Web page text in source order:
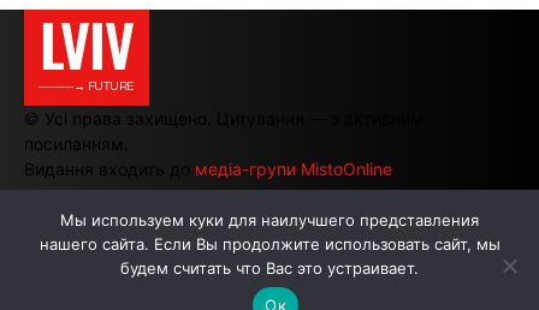
LVIV
———→ FUTURE
© Усі права захищено. Цитування — з активним
посиланням.
Видання входить до медіа-групи MistoOnline
АВТОРИ РЕКЛАМА НА САЙТІ
Мы используем куки для наилучшего представления
нашего сайта. Если Вы продолжите использовать сайт, мы
будем считать что Вас это устраивает.
Ок